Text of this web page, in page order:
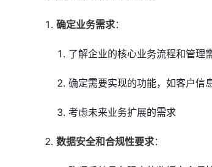
确定业务需求：
了解企业的核心业务流程和管理
确定需要实现的功能，如客户信
考虑未来业务扩展的需求
数据安全和合规性要求：